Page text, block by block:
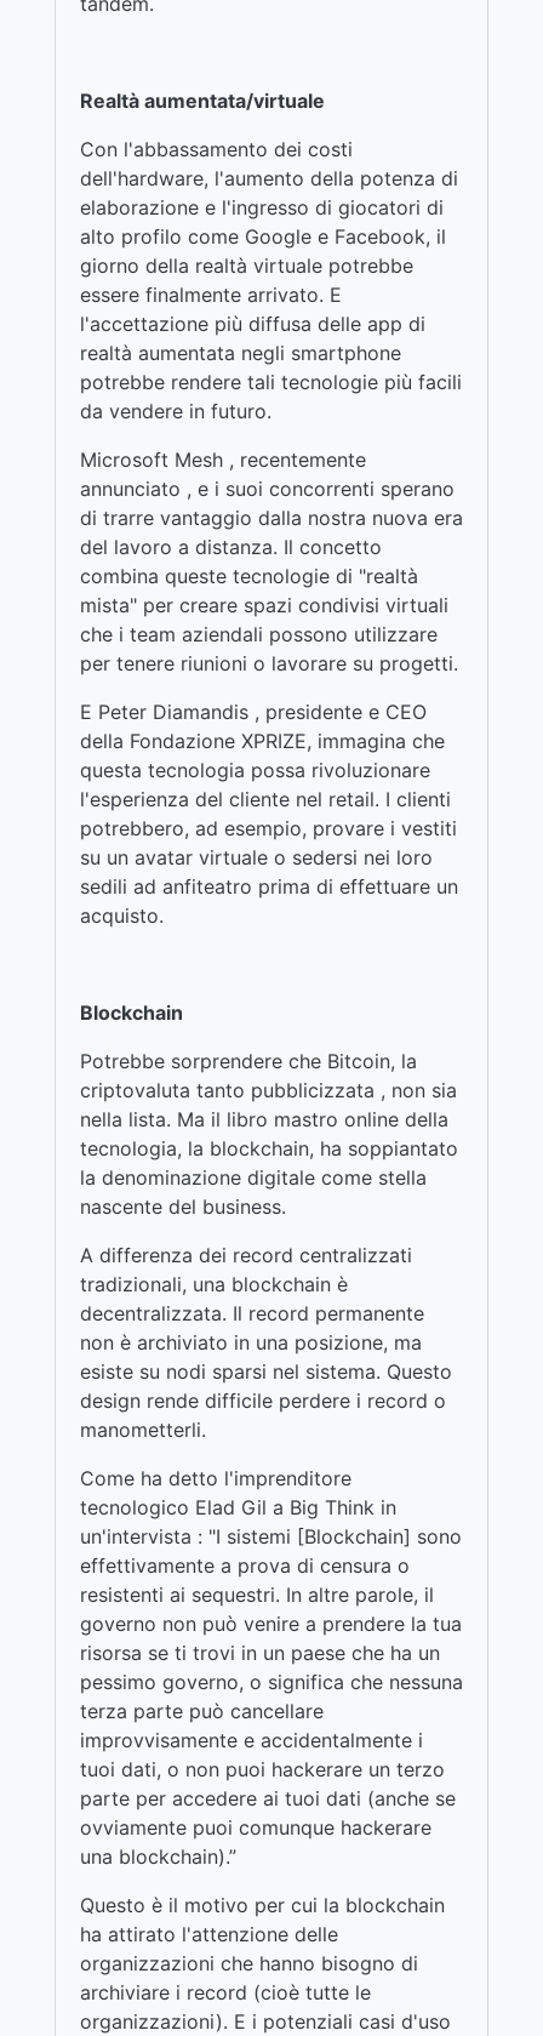
Realtà aumentata/virtuale
Con l'abbassamento dei costi
dell'hardware, l'aumento della potenza di
elaborazione e l'ingresso di giocatori di
alto profilo come Google e Facebook, il
giorno della realtà virtuale potrebbe
essere finalmente arrivato. E
l'accettazione più diffusa delle app di
realtà aumentata negli smartphone
potrebbe rendere tali tecnologie più facili
da vendere in futuro.
Microsoft Mesh , recentemente
annunciato , e i suoi concorrenti sperano
di trarre vantaggio dalla nostra nuova era
del lavoro a distanza. Il concetto
combina queste tecnologie di "realtà
mista" per creare spazi condivisi virtuali
che i team aziendali possono utilizzare
per tenere riunioni o lavorare su progetti.
E Peter Diamandis , presidente e CEO
della Fondazione XPRIZE, immagina che
questa tecnologia possa rivoluzionare
l'esperienza del cliente nel retail. I clienti
potrebbero, ad esempio, provare i vestiti
su un avatar virtuale o sedersi nei loro
sedili ad anfiteatro prima di effettuare un
acquisto.
Blockchain
Potrebbe sorprendere che Bitcoin, la
criptovaluta tanto pubblicizzata , non sia
nella lista. Ma il libro mastro online della
tecnologia, la blockchain, ha soppiantato
la denominazione digitale come stella
nascente del business.
A differenza dei record centralizzati
tradizionali, una blockchain è
decentralizzata. Il record permanente
non è archiviato in una posizione, ma
esiste su nodi sparsi nel sistema. Questo
design rende difficile perdere i record o
manometterli.
Come ha detto l'imprenditore
tecnologico Elad Gil a Big Think in
un'intervista : "I sistemi [Blockchain] sono
effettivamente a prova di censura o
resistenti ai sequestri. In altre parole, il
governo non può venire a prendere la tua
risorsa se ti trovi in ​​un paese che ha un
pessimo governo, o significa che nessuna
terza parte può cancellare
improvvisamente e accidentalmente i
tuoi dati, o non puoi hackerare un terzo
parte per accedere ai tuoi dati (anche se
ovviamente puoi comunque hackerare
una blockchain).”
Questo è il motivo per cui la blockchain
ha attirato l'attenzione delle
organizzazioni che hanno bisogno di
archiviare i record (cioè tutte le
organizzazioni). E i potenziali casi d'uso